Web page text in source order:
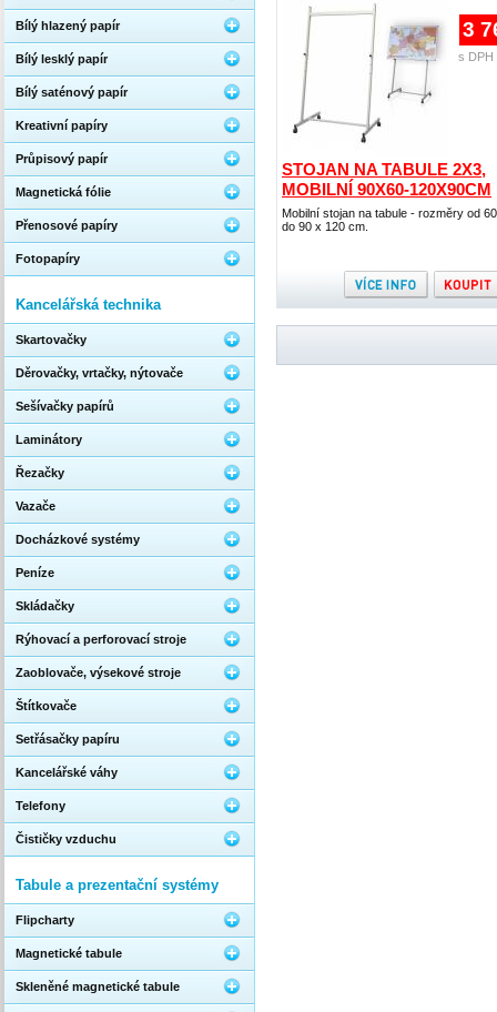
STOJAN NA TABULE 2X3,
MOBILNÍ 90X60-120X90CM
Mobilní stojan na tabule - rozměry od
do 90 x 120 cm.
3
s DPH
Bílý hlazený papír
Bílý lesklý papír
Bílý saténový papír
Kreativní papíry
Průpisový papír
Magnetická fólie
Přenosové papíry
Fotopapíry
Kancelářská technika
Skartovačky
Děrovačky, vrtačky, nýtovače
Sešívačky papírů
Laminátory
Řezačky
Vazače
Docházkové systémy
Peníze
Skládačky
Rýhovací a perforovací stroje
Zaoblovače, výsekové stroje
Štítkovače
Setřásačky papíru
Kancelářské váhy
Telefony
Čističky vzduchu
Tabule a prezentační systémy
Flipcharty
Magnetické tabule
Skleněné magnetické tabule